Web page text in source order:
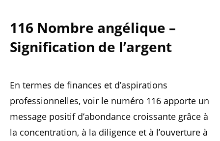
116 Nombre angélique –
Signification de l’argent
En termes de finances et d’aspirations
professionnelles, voir le numéro 116 apporte un
message positif d’abondance croissante grâce à
la concentration, à la diligence et à l’ouverture à